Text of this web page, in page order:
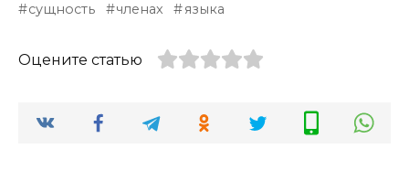
сущность
членах языка
Оцените статью